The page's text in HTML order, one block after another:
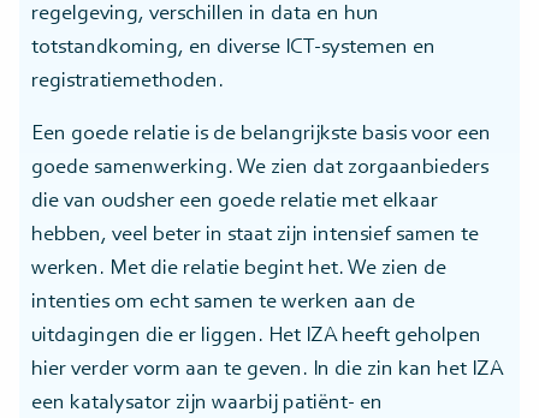
regelgeving, verschillen in data en hun
totstandkoming, en diverse ICT-systemen en
registratiemethoden.
Een goede relatie is de belangrijkste basis voor een
goede samenwerking. We zien dat zorgaanbieders
die van oudsher een goede relatie met elkaar
hebben, veel beter in staat zijn intensief samen te
werken. Met die relatie begint het. We zien de
intenties om echt samen te werken aan de
uitdagingen die er liggen. Het IZA heeft geholpen
hier verder vorm aan te geven. In die zin kan het IZA
een katalysator zijn waarbij patiënt- en